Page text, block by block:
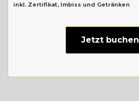
inkl. Zertifikat, Imbiss und Getränken
Jetzt buchen